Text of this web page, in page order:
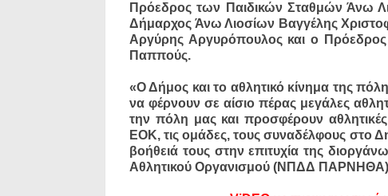
Πρόεδρος των Παιδικών Σταθμών Άνω
Δήμαρχος Άνω Λιοσίων Βαγγέλης
Αργύρης Αργυρόπουλος και ο
Παππούς.
«Ο Δήμος και το αθλητικό κίνημα της
να φέρνουν σε αίσιο πέρας μεγάλες
την πόλη μας και προσφέρουν
ΕΟΚ, τις ομάδες, τους συναδέλφους στο
βοήθειά τους στην επιτυχία της
Αθλητικού Οργανισμού (ΝΠΔΔ ΠΑΡΝΗΘΑ)